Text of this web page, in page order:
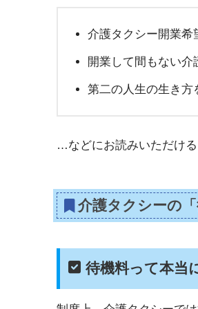
介護タクシー開業希
開業して間もない
第二の人生の生き方
…などにお読みいただける
介護タクシーの
待機料って本当